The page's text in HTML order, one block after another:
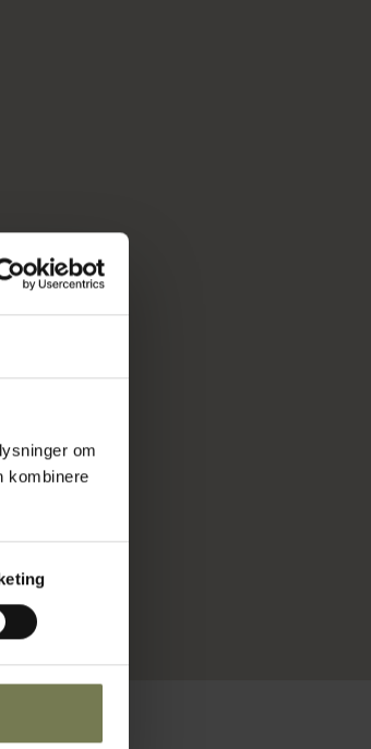
om
kombinere